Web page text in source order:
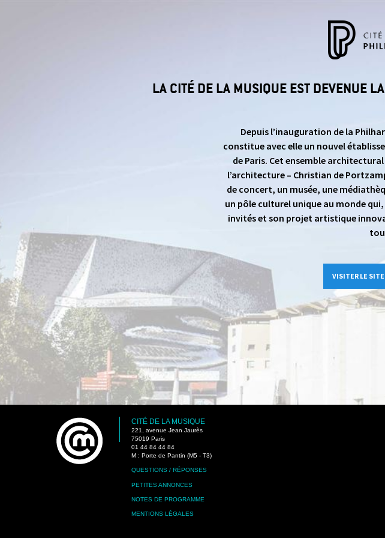
LA CITÉ DE LA MUSIQUE EST DEVENUE
Depuis l’inauguration de la
constitue avec elle un nouvel
de Paris. Cet ensemble
l’architecture – Christian de
de concert, un musée, une
un pôle culturel unique au monde
invités et son projet artistique
VISITER LE
CITÉ DE LA MUSIQUE
221, avenue Jean Jaurès
75019 Paris
01 44 84 44 84
M : Porte de Pantin (M5 - T3)
QUESTIONS / RÉPONSES
PETITES ANNONCES
NOTES DE PROGRAMME
MENTIONS LÉGALES